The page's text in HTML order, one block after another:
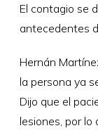
El contagio se
antecedentes
Hernán
la persona ya
Dijo que el
lesiones, por lo